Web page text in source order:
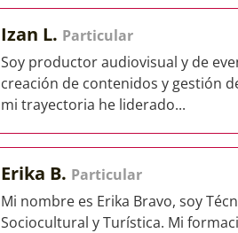
Izan L. Particular
Soy productor audiovisual y de
creación de contenidos y gestión
mi trayectoria he liderado...
Erika B. Particular
Mi nombre es Erika Bravo, soy
Sociocultural y Turística. Mi